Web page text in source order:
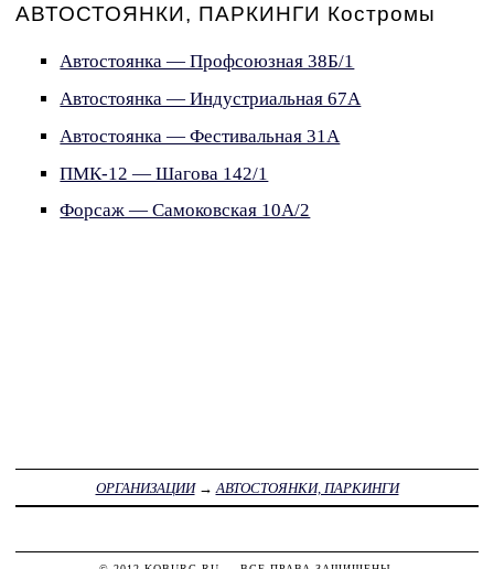
АВТОСТОЯНКИ, ПАРКИНГИ Костромы
Автостоянка — Профсоюзная 38Б/1
Автостоянка — Индустриальная 67А
Автостоянка — Фестивальная 31А
ПМК-12 — Шагова 142/1
Форсаж — Самоковская 10А/2
ОРГАНИЗАЦИИ→ АВТОСТОЯНКИ, ПАРКИНГИ